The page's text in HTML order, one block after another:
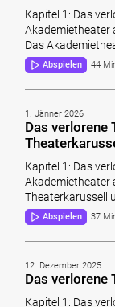
Kapitel 1: Das
Akademietheater
Das
Abspielen 44
1. Jänner 2026
Das verlorene
Kapitel 1: Das
Akademietheater
Theaterkarussell
Abspielen 37
12. Dezember 2025
Das verlorene
Kapitel 1: Das